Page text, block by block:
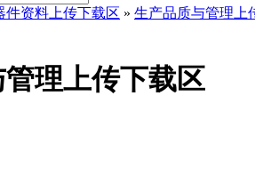
件资料上传下载区 » 生产品质与管理上
理上传下载区